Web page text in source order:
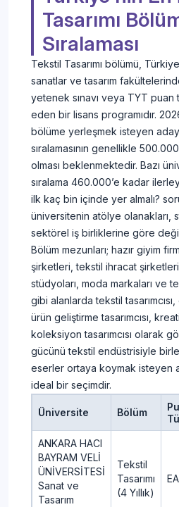
Tasarımı
Sıralaması
Tekstil Tasarımı bölümü,
sanatlar ve tasarım
yetenek sınavı veya TYT
eden bir lisans programıdır.
bölüme yerleşmek isteyen
sıralamasının genellikle
olması beklenmektedir. Bazı
sıralama 460.000’e kadar
ilk kaç bin içinde yer almalı?
üniversitenin atölye olanakları,
sektörel iş birliklerine göre
Bölüm mezunları; hazır giyim
şirketleri, tekstil ihracat
stüdyoları, moda markaları ve
gibi alanlarda tekstil tasarımcısı,
ürün geliştirme tasarımcısı,
koleksiyon tasarımcısı olarak
gücünü tekstil endüstrisiyle
eserler ortaya koymak isteyen
ideal bir seçimdir.
Üniversite Bölüm
ANKARA HACI
BAYRAM VELİ
ÜNİVERSİTESİ
Sanat ve
Tasarım
Tekstil
Tasarımı
(4 Yıllık)
EA